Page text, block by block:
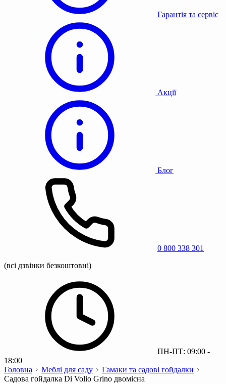
Гарантія та сервіс
Акції
Блог
0 800 338 301
(всі дзвінки безкоштовні)
ПН-ПТ: 09:00 -
18:00
Головна
Меблі для саду
Гамаки та садові гойдалки
Садова гойдалка Di Volio Grino двомісна